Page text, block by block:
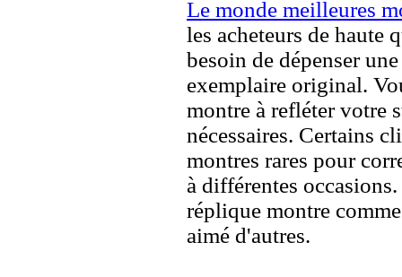
Le monde meilleures
les acheteurs de haute
besoin de dépenser
exemplaire original.
montre à refléter votre
nécessaires. Certains
montres rares pour
à différentes
réplique montre
aimé d'autres.